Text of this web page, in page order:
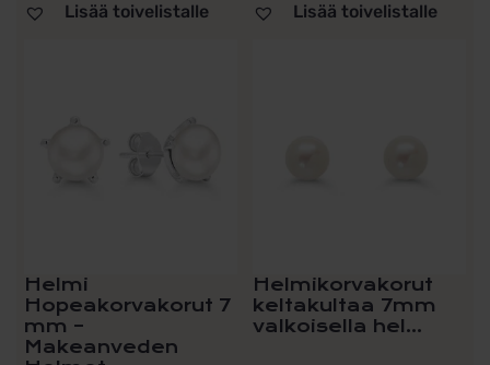
Lisää toivelistalle Lisää toivelistalle
Helmi
Hopeakorvakorut 7
mm –
Makeanveden
Helmikorvakorut
keltakultaa 7mm
valkoisella hel...